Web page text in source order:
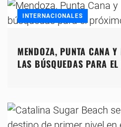
INTERNACIONALES
MENDOZA, PUNTA CANA
LAS BÚSQUEDAS PARA